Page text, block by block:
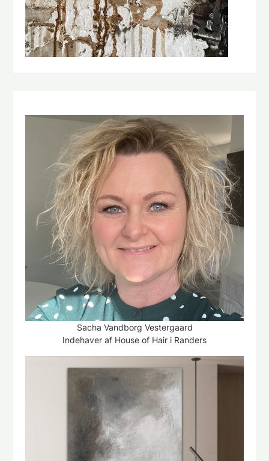
Sacha Vandborg Vestergaard
Indehaver af House of Hair i Randers